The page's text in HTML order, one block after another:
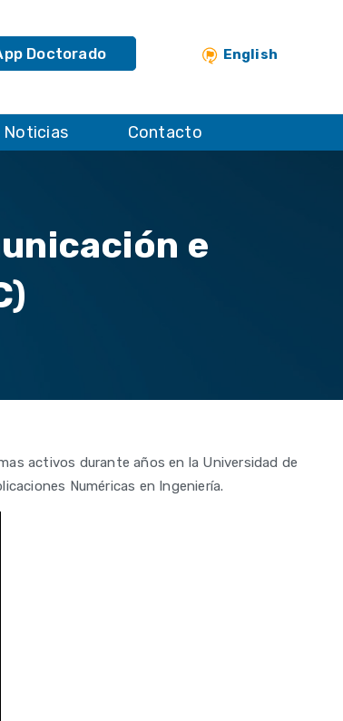
Doctorado English
Noticias Contacto
e
activos durante años en la Universidad de
Numéricas en Ingeniería.